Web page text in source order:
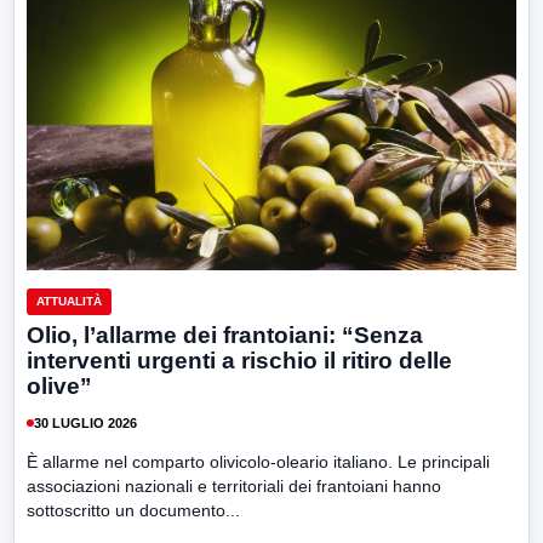
ATTUALITÀ
Olio, l’allarme dei frantoiani: “Senza
interventi urgenti a rischio il ritiro delle
olive”
30 LUGLIO 2026
È allarme nel comparto olivicolo-oleario italiano. Le principali
associazioni nazionali e territoriali dei frantoiani hanno
sottoscritto un documento...